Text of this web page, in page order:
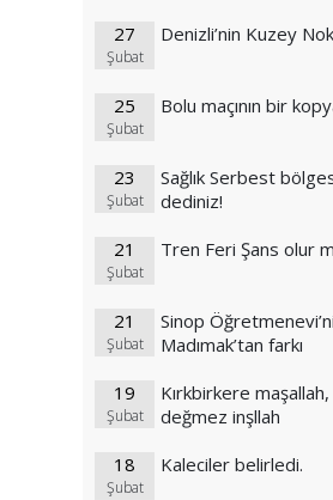
27
Şubat
Denizli’nin Kuzey
25
Şubat
Bolu maçının bir
23
Şubat
Sağlık Serbest
dediniz!
21
Şubat
Tren Feri Şans olur
21
Şubat
Sinop
Madımak’tan farkı
19
Şubat
Kırkbirkere
değmez inşllah
18
Şubat
Kaleciler belirledi.